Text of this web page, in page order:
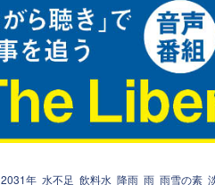
2031年 水不足 飲料水 降雨 雨 雨雪の素